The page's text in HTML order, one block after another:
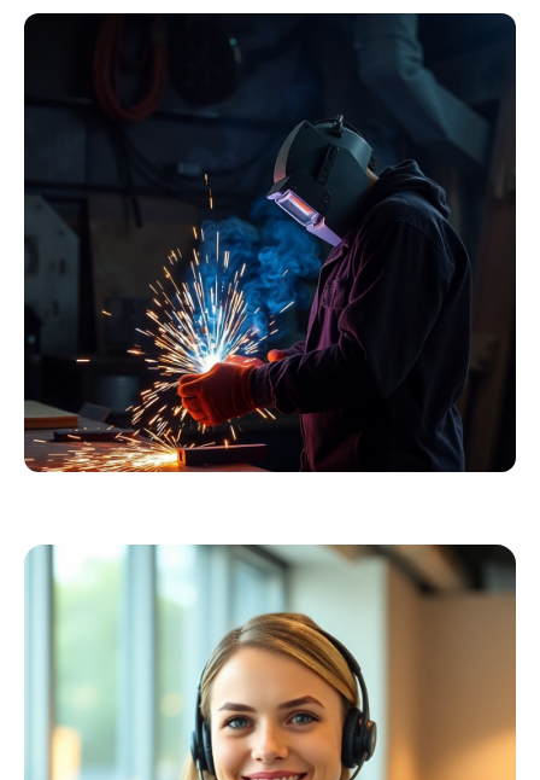
Winter Arbeitskleidung
Essentials
Schweißer
Profiausrüstung
Kollektion ansehen